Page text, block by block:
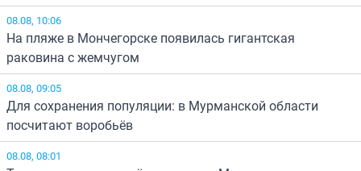
08.08, 10:06
На пляже в Мончегорске появилась гигантская
раковина с жемчугом
08.08, 09:05
Для сохранения популяции: в Мурманской области
посчитают воробьёв
08.08, 08:01